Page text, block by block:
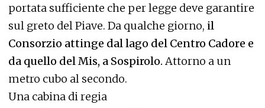
portata sufficiente che per legge deve garantire
sul greto del Piave. Da qualche giorno, il
Consorzio attinge dal lago del Centro Cadore e
da quello del Mis, a Sospirolo. Attorno a un
metro cubo al secondo.
Una cabina di regia